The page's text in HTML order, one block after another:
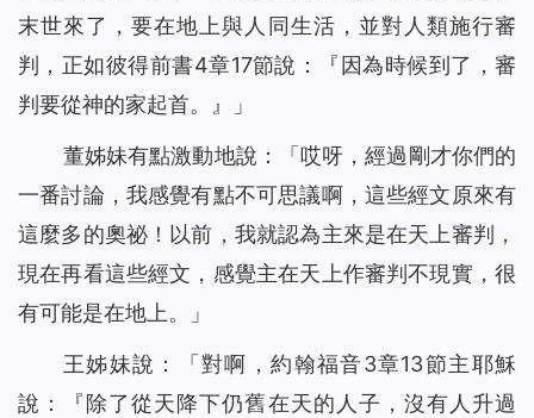
末世來了，要在地上與人同生活，並對人類施行審
判，正如彼得前書4章17節說：『 因為時候到了，審
判要從神的家起首。
』」
董姊妹有點激動地說：「哎呀，經過剛才你們的
一番討論，我感覺有點不可思議啊，這些經文原來有
這麼多的奧祕！以前，我就認為主來是在天上審判，
現在再看這些經文，感覺主在天上作審判不現實，很
有可能是在地上。」
王姊妹說：「對啊，約翰福音3章13節主耶穌
說：『 除了從天降下仍舊在天的人子，沒有人升過